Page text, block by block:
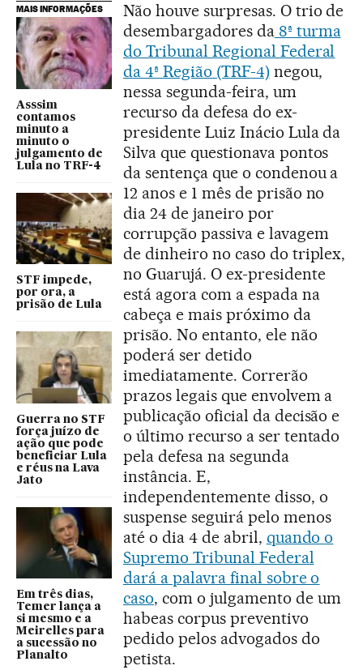
MAIS INFORMAÇÕES
Asssim
contamos
minuto a
minuto o
julgamento de
Lula no TRF-4
STF impede,
por ora, a
prisão de Lula
Guerra no STF
força juízo de
ação que pode
beneficiar Lula
e réus na Lava
Jato
Em três dias,
Temer lança a
si mesmo e a
Meirelles para
a sucessão no
Planalto
Não houve surpresas. O trio de
desembargadores da8ª turma
do Tribunal Regional Federal
da 4ª Região (TRF-4) negou,
nessa segunda-feira, um
recurso da defesa do ex-
presidente Luiz Inácio Lula da
Silva que questionava pontos
da sentença que o condenou a
12 anos e 1 mês de prisão no
dia 24 de janeiro por
corrupção passiva e lavagem
de dinheiro no caso do triplex,
no Guarujá. O ex-presidente
está agora com a espada na
cabeça e mais próximo da
prisão. No entanto, ele não
poderá ser detido
imediatamente. Correrão
prazos legais que envolvem a
publicação oficial da decisão e
o último recurso a ser tentado
pela defesa na segunda
instância. E,
independentemente disso, o
suspense seguirá pelo menos
até o dia 4 de abril, quando o
Supremo Tribunal Federal
dará a palavra final sobre o
caso, com o julgamento de um
habeas corpus preventivo
pedido pelos advogados do
petista.